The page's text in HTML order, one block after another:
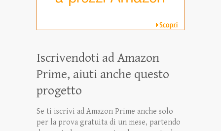
Iscrivendoti ad Amazon
Prime, aiuti anche questo
progetto
Se ti iscrivi ad Amazon Prime anche solo
per la prova gratuita di un mese, partendo